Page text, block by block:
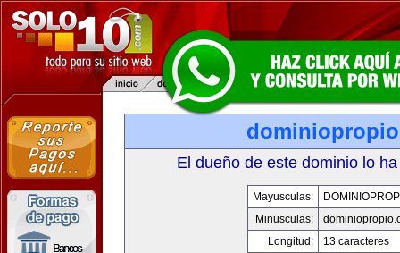
El dueño de este dominio lo
Mayusculas:
Minusculas:
Longitud:
13 caracteres